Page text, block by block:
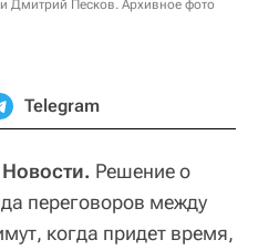
Дмитрий Песков. Архивное фото
Telegram
Решение о
переговоров между
когда придет время,